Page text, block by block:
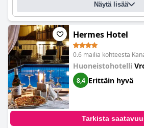
Näytä lisää
Hermes Hotel
0.6 mailia kohteesta
Huoneistohotelli
8,4 Erittäin hyvä
Tarkista